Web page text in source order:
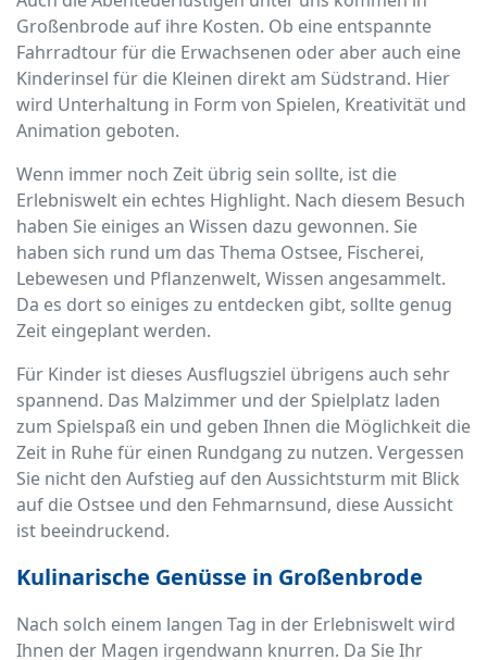
Großenbrode auf ihre Kosten. Ob eine entspannte
Fahrradtour für die Erwachsenen oder aber auch eine
Kinderinsel für die Kleinen direkt am Südstrand. Hier
wird Unterhaltung in Form von Spielen, Kreativität und
Animation geboten.
Wenn immer noch Zeit übrig sein sollte, ist die
Erlebniswelt ein echtes Highlight. Nach diesem Besuch
haben Sie einiges an Wissen dazu gewonnen. Sie
haben sich rund um das Thema Ostsee, Fischerei,
Lebewesen und Pflanzenwelt, Wissen angesammelt.
Da es dort so einiges zu entdecken gibt, sollte genug
Zeit eingeplant werden.
Für Kinder ist dieses Ausflugsziel übrigens auch sehr
spannend. Das Malzimmer und der Spielplatz laden
zum Spielspaß ein und geben Ihnen die Möglichkeit die
Zeit in Ruhe für einen Rundgang zu nutzen. Vergessen
Sie nicht den Aufstieg auf den Aussichtsturm mit Blick
auf die Ostsee und den Fehmarnsund, diese Aussicht
ist beeindruckend.
Kulinarische Genüsse in Großenbrode
Nach solch einem langen Tag in der Erlebniswelt wird
Ihnen der Magen irgendwann knurren. Da Sie Ihr